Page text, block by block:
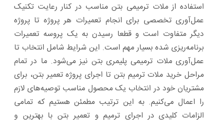
استفاده از ملات ترمیمی بتن مناسب در کنار رعایت تکنیک
عمل‌آوری تخصصی برای انجام تعمیرات هر پروژه تا پروژه
دیگر متفاوت است و قطعا رسیدن به یک پروسه تعمیرات
برنامه‌ریزی‌ شده بسیار مهم است. این شرایط شامل انتخاب تا
عمل‌آوری ملات ترمیمی پلیمری بتن نیز می‌شود. ما در تمام
مراحل خرید ملات ترمیم بتن تا اجرای پروژه تعمیر بتن، برای
مشتریان خود در انتخاب یک محصول مناسب توصیه‌های لازم
را اعمال می‌کنیم. به ‌این ‌ترتیب مطمئن هستیم که تمامی
الزامات کلیدی در اجرای ترمیم و تعمیر بتن با بهترین و